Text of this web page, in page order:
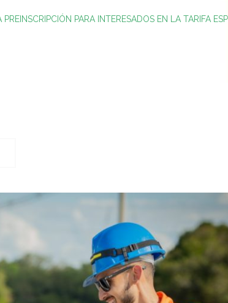
PREINSCRIPCIÓN PARA INTERESADOS EN LA TARIFA